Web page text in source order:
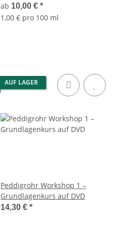
ab 10,00 € *
1,00 € pro 100 ml
AUF LAGER
Peddigrohr Workshop 1 –
Grundlagenkurs auf DVD
14,30 € *